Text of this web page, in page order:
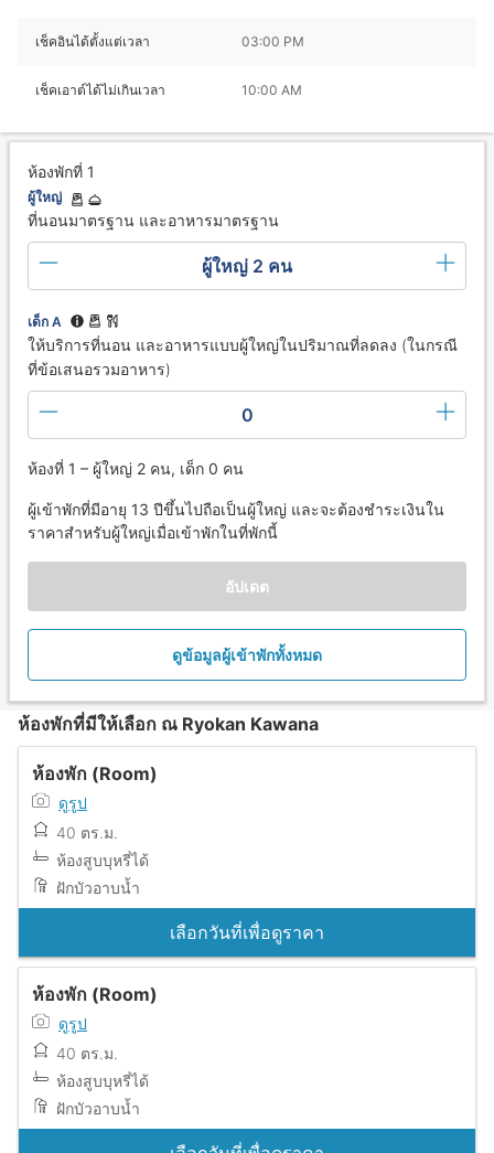
เช็คอินได้ตั้งแต่เวลา 03:00 PM
เช็คเอาต์ได้ไม่เกินเวลา 10:00 AM
ห้องพักที่ 1
ผู้ใหญ่
ที่นอนมาตรฐาน และอาหารมาตรฐาน
ผู้ใหญ่ 2 คน
เด็ก A
ให้บริการที่นอน และอาหารแบบผู้ใหญ่ในปริมาณที่ลดลง (ในกรณี
ที่ข้อเสนอรวมอาหาร)
0
ห้องที่ 1 – ผู้ใหญ่ 2 คน, เด็ก 0 คน
ผู้เข้าพักที่มีอายุ 13 ปีขึ้นไปถือเป็นผู้ใหญ่ และจะต้องชำระเงินใน
ราคาสำหรับผู้ใหญ่เมื่อเข้าพักในที่พักนี้
อัปเดต
ดูข้อมูลผู้เข้าพักทั้งหมด
ห้องพักที่มีให้เลือก ณ Ryokan Kawana
ห้องพัก (Room)
ดูรูป
40 ตร.ม.
ห้องสูบบุหรี่ได้
ฝักบัวอาบน้ำ
เลือกวันที่เพื่อดูราคา
ห้องพัก (Room)
ดูรูป
40 ตร.ม.
ห้องสูบบุหรี่ได้
ฝักบัวอาบน้ำ